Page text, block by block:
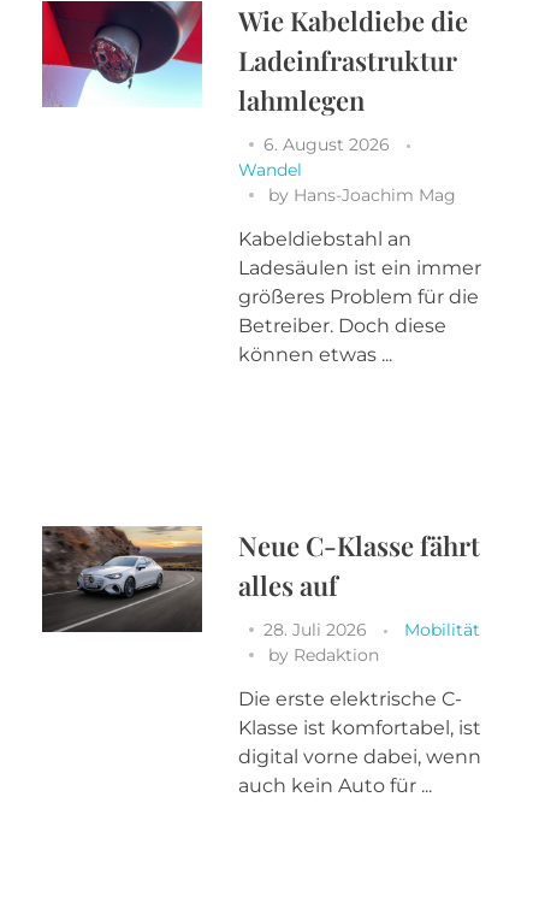
Wie Kabeldiebe die
Ladeinfrastruktur
lahmlegen
6. August 2026
Wandel
by Hans-Joachim Mag
Kabeldiebstahl an
Ladesäulen ist ein immer
größeres Problem für die
Betreiber. Doch diese
können etwas ...
Neue C-Klasse fährt
alles auf
28. Juli 2026
Mobilität
by Redaktion
Die erste elektrische C-
Klasse ist komfortabel, ist
digital vorne dabei, wenn
auch kein Auto für ...